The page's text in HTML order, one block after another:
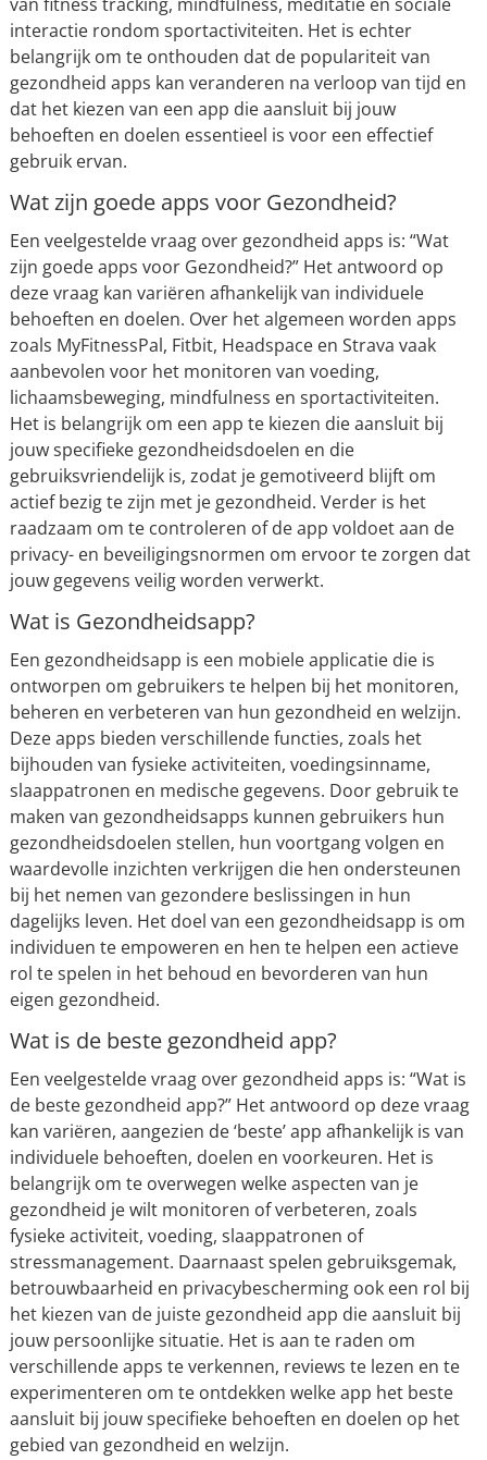
interactie rondom sportactiviteiten. Het is echter
belangrijk om te onthouden dat de populariteit van
gezondheid apps kan veranderen na verloop van tijd en
dat het kiezen van een app die aansluit bij jouw
behoeften en doelen essentieel is voor een effectief
gebruik ervan.
Wat zijn goede apps voor Gezondheid?
Een veelgestelde vraag over gezondheid apps is: “Wat
zijn goede apps voor Gezondheid?” Het antwoord op
deze vraag kan variëren afhankelijk van individuele
behoeften en doelen. Over het algemeen worden apps
zoals MyFitnessPal, Fitbit, Headspace en Strava vaak
aanbevolen voor het monitoren van voeding,
lichaamsbeweging, mindfulness en sportactiviteiten.
Het is belangrijk om een app te kiezen die aansluit bij
jouw specifieke gezondheidsdoelen en die
gebruiksvriendelijk is, zodat je gemotiveerd blijft om
actief bezig te zijn met je gezondheid. Verder is het
raadzaam om te controleren of de app voldoet aan de
privacy- en beveiligingsnormen om ervoor te zorgen dat
jouw gegevens veilig worden verwerkt.
Wat is Gezondheidsapp?
Een gezondheidsapp is een mobiele applicatie die is
ontworpen om gebruikers te helpen bij het monitoren,
beheren en verbeteren van hun gezondheid en welzijn.
Deze apps bieden verschillende functies, zoals het
bijhouden van fysieke activiteiten, voedingsinname,
slaappatronen en medische gegevens. Door gebruik te
maken van gezondheidsapps kunnen gebruikers hun
gezondheidsdoelen stellen, hun voortgang volgen en
waardevolle inzichten verkrijgen die hen ondersteunen
bij het nemen van gezondere beslissingen in hun
dagelijks leven. Het doel van een gezondheidsapp is om
individuen te empoweren en hen te helpen een actieve
rol te spelen in het behoud en bevorderen van hun
eigen gezondheid.
Wat is de beste gezondheid app?
Een veelgestelde vraag over gezondheid apps is: “Wat is
de beste gezondheid app?” Het antwoord op deze vraag
kan variëren, aangezien de ‘beste’ app afhankelijk is van
individuele behoeften, doelen en voorkeuren. Het is
belangrijk om te overwegen welke aspecten van je
gezondheid je wilt monitoren of verbeteren, zoals
fysieke activiteit, voeding, slaappatronen of
stressmanagement. Daarnaast spelen gebruiksgemak,
betrouwbaarheid en privacybescherming ook een rol bij
het kiezen van de juiste gezondheid app die aansluit bij
jouw persoonlijke situatie. Het is aan te raden om
verschillende apps te verkennen, reviews te lezen en te
experimenteren om te ontdekken welke app het beste
aansluit bij jouw specifieke behoeften en doelen op het
gebied van gezondheid en welzijn.